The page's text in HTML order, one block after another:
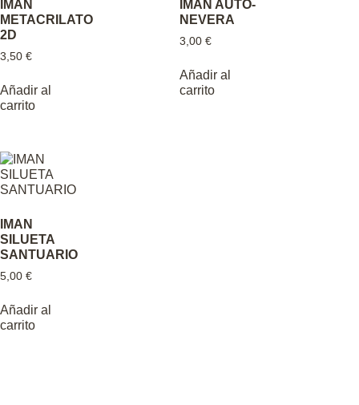
IMAN
METACRILATO
2D
3,50 €
Añadir al
carrito
IMAN AUTO-
NEVERA
3,00 €
Añadir al
carrito
IMAN
SILUETA
SANTUARIO
5,00 €
Añadir al
carrito